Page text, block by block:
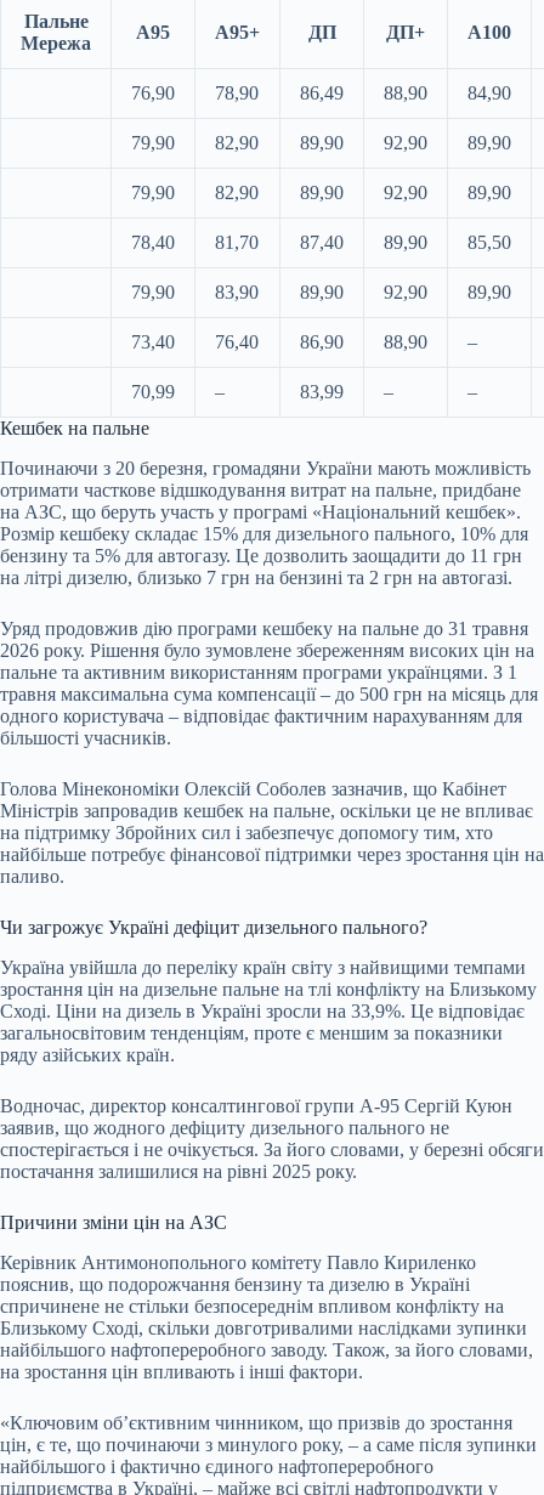
Пальне
Мережа
А95 А95+ ДП ДП+ А100
76,90 78,90 86,49 88,90 84,90
79,90 82,90 89,90 92,90 89,90
79,90 82,90 89,90 92,90 89,90
78,40 81,70 87,40 89,90 85,50
79,90 83,90 89,90 92,90 89,90
73,40 76,40 86,90 88,90 –
70,99 – 83,99 –
–
Кешбек на пальне
Починаючи з 20 березня, громадяни України мають можливість
отримати часткове відшкодування витрат на пальне, придбане
на АЗС, що беруть участь у програмі «Національний кешбек».
Розмір кешбеку складає 15% для дизельного пального, 10% для
бензину та 5% для автогазу. Це дозволить заощадити до 11 грн
на літрі дизелю, близько 7 грн на бензині та 2 грн на автогазі.
Уряд продовжив дію програми кешбеку на пальне до 31 травня
2026 року. Рішення було зумовлене збереженням високих цін на
пальне та активним використанням програми українцями. З 1
травня максимальна сума компенсації – до 500 грн на місяць для
одного користувача – відповідає фактичним нарахуванням для
більшості учасників.
Голова Мінекономіки Олексій Соболев зазначив, що Кабінет
Міністрів запровадив кешбек на пальне, оскільки це не впливає
на підтримку Збройних сил і забезпечує допомогу тим, хто
найбільше потребує фінансової підтримки через зростання цін на
паливо.
Чи загрожує Україні дефіцит дизельного пального?
Україна увійшла до переліку країн світу з найвищими темпами
зростання цін на дизельне пальне на тлі конфлікту на Близькому
Сході. Ціни на дизель в Україні зросли на 33,9%. Це відповідає
загальносвітовим тенденціям, проте є меншим за показники
ряду азійських країн.
Водночас, директор консалтингової групи А-95 Сергій Куюн
заявив, що жодного дефіциту дизельного пального не
спостерігається і не очікується. За його словами, у березні обсяги
постачання залишилися на рівні 2025 року.
Причини зміни цін на АЗС
Керівник Антимонопольного комітету Павло Кириленко
пояснив, що подорожчання бензину та дизелю в Україні
спричинене не стільки безпосереднім впливом конфлікту на
Близькому Сході, скільки довготривалими наслідками зупинки
найбільшого нафтопереробного заводу. Також, за його словами,
на зростання цін впливають і інші фактори.
«Ключовим об’єктивним чинником, що призвів до зростання
цін, є те, що починаючи з минулого року, – а саме після зупинки
найбільшого і фактично єдиного нафтопереробного
підприємства в Україні, – майже всі світлі нафтопродукти у